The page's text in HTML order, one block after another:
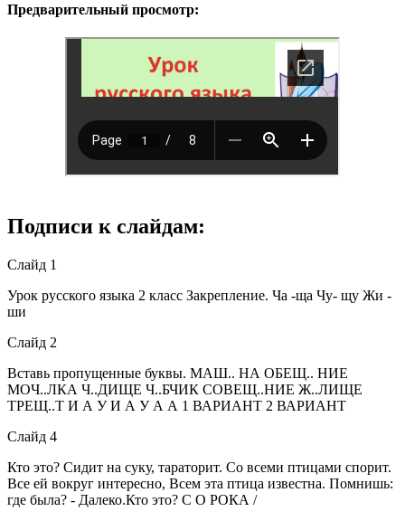
Предварительный просмотр:
Подписи к слайдам:
Слайд 1
Урок русского языка 2 класс Закрепление. Ча -ща Чу- щу Жи -
ши
Слайд 2
Вставь пропущенные буквы. МАШ.. НА ОБЕЩ.. НИЕ
МОЧ..ЛКА Ч..ДИЩЕ Ч..БЧИК СОВЕЩ..НИЕ Ж..ЛИЩЕ
ТРЕЩ..Т И А У И А У А А 1 ВАРИАНТ 2 ВАРИАНТ
Слайд 4
Кто это? Сидит на суку, тараторит. Со всеми птицами спорит.
Все ей вокруг интересно, Всем эта птица известна. Помнишь:
где была? - Далеко.Кто это? С О РОКА /